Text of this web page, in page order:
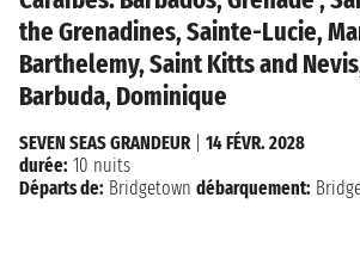
the Grenadines, Sainte-Lucie,
Barthelemy, Saint Kitts and
Barbuda, Dominique
SEVEN SEAS GRANDEUR| 14 FÉVR. 2028
durée: 10 nuits
Départs de: Bridgetown débarquement: